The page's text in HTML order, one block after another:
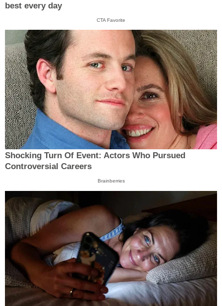
best every day
CTA Favorite
Shocking Turn Of Event: Actors Who Pursued
Controversial Careers
Brainberries